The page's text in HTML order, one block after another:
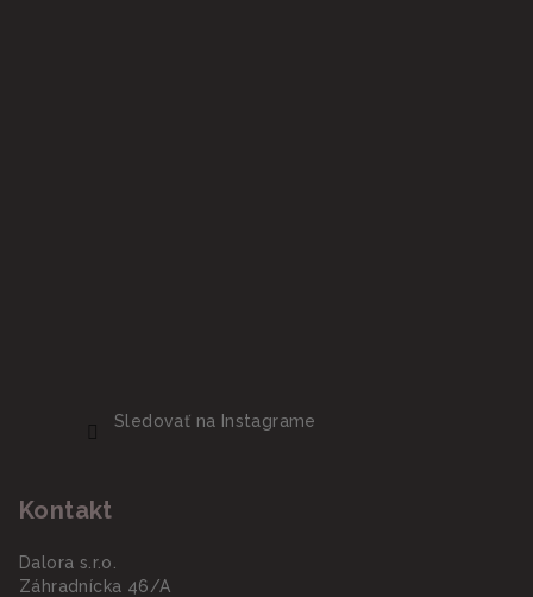
Sledovať na Instagrame
Kontakt
Dalora s.r.o.
Záhradnícka 46/A